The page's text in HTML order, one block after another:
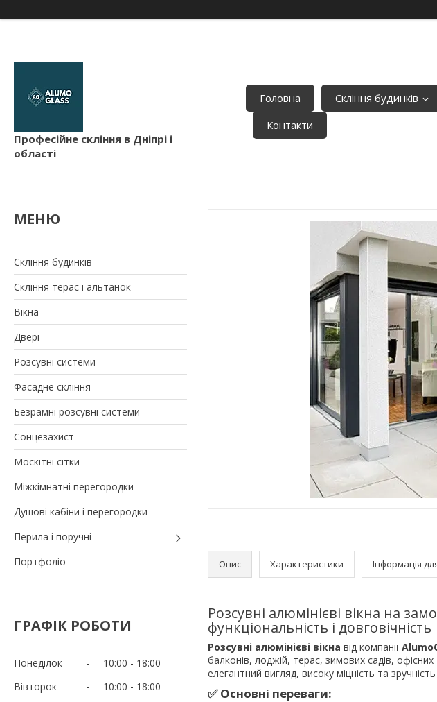
Професійне скління в Дніпрі і
області
Головна Скління будинків
Контакти
Скління будинків
Скління терас і альтанок
Вікна
Двері
Розсувні системи
Фасадне скління
Безрамні розсувні системи
Сонцезахист
Москітні сітки
Міжкімнатні перегородки
Душові кабіни і перегородки
Перила і поручні
Портфоліо
ГРАФІК РОБОТИ
Понеділок 10:00
18:00
Вівторок
10:00
18:00
Опис Характеристики Інформація
Розсувні алюмінієві вікна на
функціональність і довговічність
Розсувні алюмінієві вікна від компанії
балконів, лоджій, терас, зимових садів,
елегантний вигляд, високу міцність та
✅ Основні переваги: